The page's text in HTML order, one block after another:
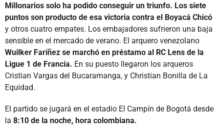
Millonarios solo ha podido conseguir un triunfo. Los siete
puntos son producto de esa victoria contra el Boyacá Chicó
y otros cuatro empates. Los embajadores sufrieron una baja
sensible en el mercado de verano. El arquero venezolano
Wuilker Faríñez se marchó en préstamo al RC Lens de la
Ligue 1 de Francia. En su puesto llegaron los arqueros
Cristian Vargas del Bucaramanga, y Christian Bonilla de La
Equidad.
El partido se jugará en el estadio El Campín de Bogotá desde
la 8:10 de la noche, hora colombiana.